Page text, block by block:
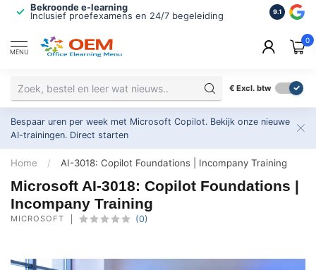
Bekroonde e-learning
Inclusief proefexamens en 24/7 begeleiding
ISO
2.500+
9.1
MENU
0
€ Excl. btw
Bespaar uren per week met Microsoft Copilot. Bekijk onze nieuwe
AI-trainingen. Direct starten
Home / AI-3018: Copilot Foundations | Incompany Training
Microsoft AI-3018: Copilot Foundations |
Incompany Training
MICROSOFT (0)